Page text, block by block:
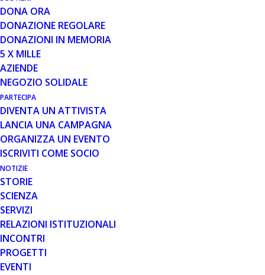
DONA ORA
DONAZIONE REGOLARE
DONAZIONI IN MEMORIA
5 X MILLE
AZIENDE
NEGOZIO SOLIDALE
PARTECIPA
DIVENTA UN ATTIVISTA
LANCIA UNA CAMPAGNA
ORGANIZZA UN EVENTO
ISCRIVITI COME SOCIO
NOTIZIE
STORIE
SCIENZA
SERVIZI
RELAZIONI ISTITUZIONALI
INCONTRI
PROGETTI
EVENTI
Primo studio clinico di WVE-210201, una terapia
sperimentale dello skipping dell’esone 51, in ragazzi
deambulanti e non, di età compresa tra i 5 e 18 anni
CAMBRIDGE, Mass.–(BUSINESS WIRE)—6 novembre
2017– Wave Life Sciences Ltd. (NASDAQ: WVE), una
company biotecnologica focalizzata sulle terapie
innovative di rilascio per pazienti con gravi patologie
definite geneticamente, oggi ha annunciato l’inizio di uno
studio clinico globale di fase 1 per WVE-210201 in
pazienti con distrofia muscolare di Duchenne (DMD)
trattabili con lo skipping dell’esone 51. Questo studio
clinico segna la fase successiva del continuo impegno
della company per affrontare le significative esigenze
non soddisfatte dei pazienti diagnosticati con questa